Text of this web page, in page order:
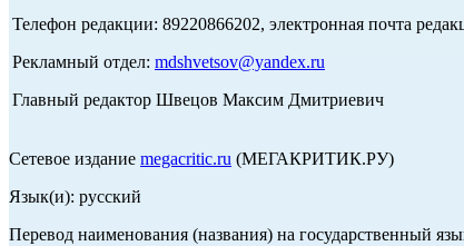
Телефон редакции: 89220866202, электронная почта
Рекламный отдел: mdshvetsov@yandex.ru
Главный редактор Швецов Максим Дмитриевич
Сетевое издание megacritic.ru (МЕГАКРИТИК.РУ)
Язык(и): русский
Перевод наименования (названия) на государственный